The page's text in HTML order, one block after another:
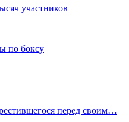
участников
по боксу
перед своим…